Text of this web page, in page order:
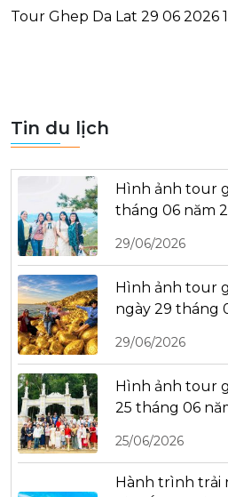
Tour Ghep Da Lat 29 06 2026
Tin du lịch
Hình ảnh tour
tháng 06 năm
29/06/2026
Hình ảnh tour
ngày 29 tháng
29/06/2026
Hình ảnh tour
25 tháng 06
25/06/2026
Hành trình trải